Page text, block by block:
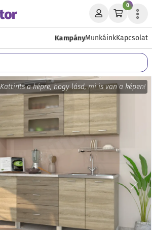
0
KampányMunkáinkKapcsolat
Kattints a képre, hogy lásd, mi is van a képen!